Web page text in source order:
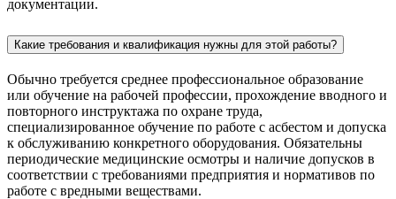
документации.
Какие требования и квалификация нужны для этой работы?
Обычно требуется среднее профессиональное образование
или обучение на рабочей профессии, прохождение вводного и
повторного инструктажа по охране труда,
специализированное обучение по работе с асбестом и допуска
к обслуживанию конкретного оборудования. Обязательны
периодические медицинские осмотры и наличие допусков в
соответствии с требованиями предприятия и нормативов по
работе с вредными веществами.